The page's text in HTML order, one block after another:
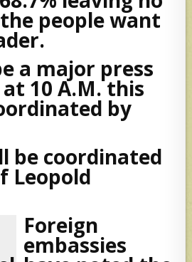
people want
a major press
10 A.M. this
by
be coordinated
Leopold
Foreign
embassies